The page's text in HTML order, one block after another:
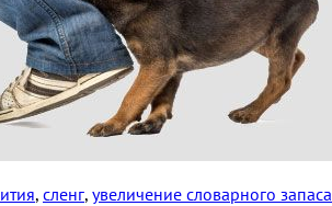
, сленг, увеличение словарного запаса